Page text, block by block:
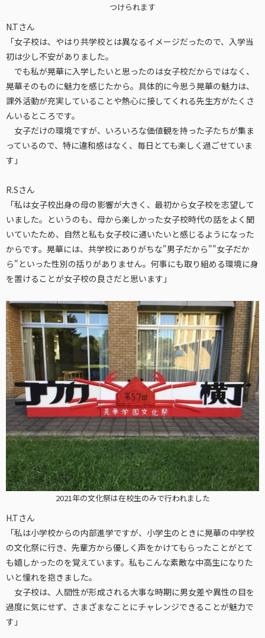
つけられます
N.Tさん
「女子校は、やはり共学校とは異なるイメージだったので、入学当
初は少し不安がありました。
でも私が晃華に入学したいと思ったのは女子校だからではなく、
晃華そのものに魅力を感じたから。具体的に今思う晃華の魅力は、
課外活動が充実していることや熱心に接してくれる先生方がたくさ
んいるところです。
女子だけの環境ですが、いろいろな価値観を持った子たちが集ま
っているので、特に違和感はなく、毎日とても楽しく過ごせていま
す」
R.Sさん
「私は女子校出身の母の影響が大きく、最初から女子校を志望して
いました。というのも、母から楽しかった女子校時代の話をよく聞
いていたため、自然と私も女子校に通いたいと感じるようになった
からです。晃華には、共学校にありがちな"男子だから""女子だか
ら"といった性別の括りがありません。何事にも取り組める環境に身
を置けることが女子校の良さだと思います」
2021年の文化祭は在校生のみで行われました
H.Tさん
「私は小学校からの内部進学ですが、小学生のときに晃華の中学校
の文化祭に行き、先輩方から優しく声をかけてもらったことがとて
も嬉しかったのを覚えています。私もこんな素敵な中高生になりた
いと憧れを抱きました。
女子校は、人間性が形成される大事な時期に男女差や異性の目を
過度に気にせず、さまざまなことにチャレンジできることが魅力で
す」